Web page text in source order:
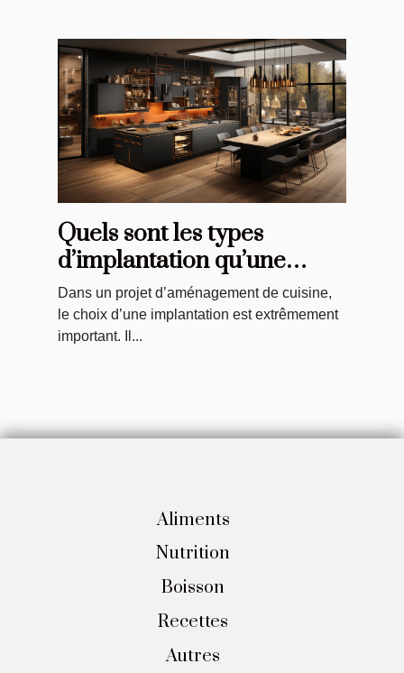
Quels sont les types
d’implantation qu’une
agence d’aménagement
propose pour
l’aménagement de votre
Dans un projet d’aménagement de cuisine,
le choix d’une implantation est extrêmement
important. Il...
Aliments
Nutrition
Boisson
Recettes
Autres